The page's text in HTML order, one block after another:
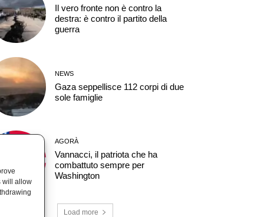
will allow
Il vero fronte non è contro la
destra: è contro il partito della
guerra
NEWS
Gaza seppellisce 112 corpi di due
sole famiglie
AGORÀ
Vannacci, il patriota che ha
combattuto sempre per
Washington
Load more